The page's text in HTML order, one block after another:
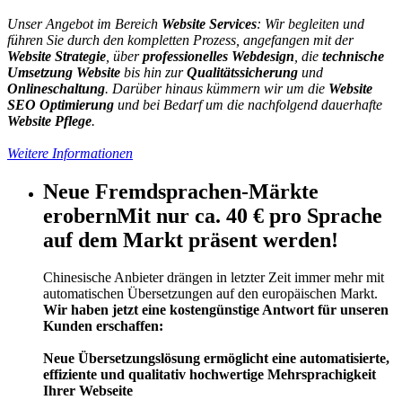
Unser Angebot im Bereich Website Services: Wir begleiten und
führen Sie durch den kompletten Prozess, angefangen mit der
Website Strategie , überprofessionelles Webdesign , die technische
Umsetzung Website bis hin zurQualitätssicherung und
Onlineschaltung. Darüber hinaus kümmern wir um die Website
SEO Optimierung und bei Bedarf um die nachfolgend dauerhafte
Website Pflege.
Weitere Informationen
Neue Fremdsprachen-Märkte
erobernMit nur ca. 40 € pro Sprache
auf dem Markt präsent werden!
Chinesische Anbieter drängen in letzter Zeit immer mehr mit
automatischen Übersetzungen auf den europäischen Markt.
Wir haben jetzt eine kostengünstige Antwort für unseren
Kunden erschaffen:
Neue Übersetzungslösung ermöglicht eine automatisierte,
effiziente und qualitativ hochwertige Mehrsprachigkeit
Ihrer Webseite